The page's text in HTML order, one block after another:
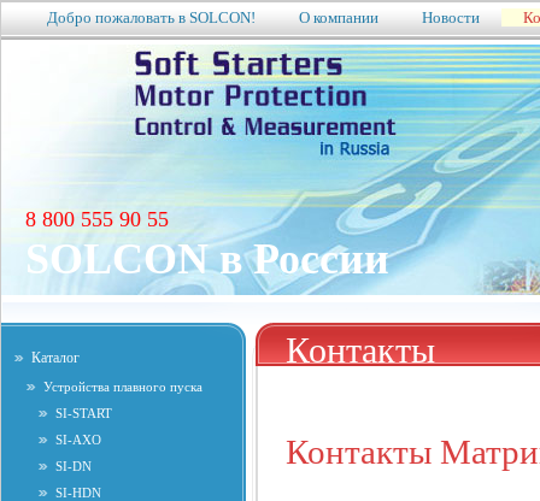
SOLCON в России
8 800 555 90 55
Добро пожаловать в SOLCON! О компании Новости
Каталог
Устройства плавного пуска
SI-START
SI-AXO
SI-DN
SI-HDN
Контакты
Контакты